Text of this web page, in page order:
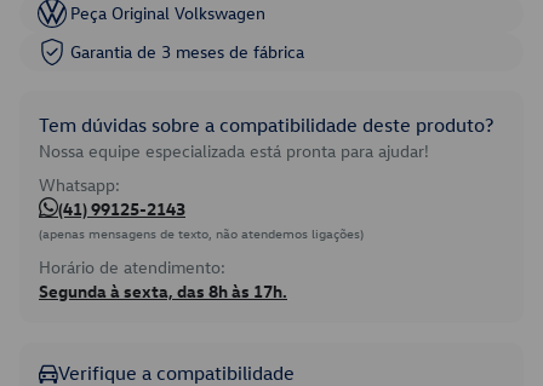
Peça Original Volkswagen
Garantia de 3 meses de fábrica
Tem dúvidas sobre a compatibilidade deste produto?
Nossa equipe especializada está pronta para ajudar!
Whatsapp:
(41) 99125-2143
(apenas mensagens de texto, não atendemos ligações)
Horário de atendimento:
Segunda à sexta, das 8h às 17h.
Verifique a compatibilidade